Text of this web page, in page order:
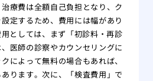
療費は全額自己負担となり、ク
定するため、費用には幅があり
としては、まず「初診料・再診
医師の診察やカウンセリングに
によって無料の場合もあれば、
ります。次に、「検査費用」で